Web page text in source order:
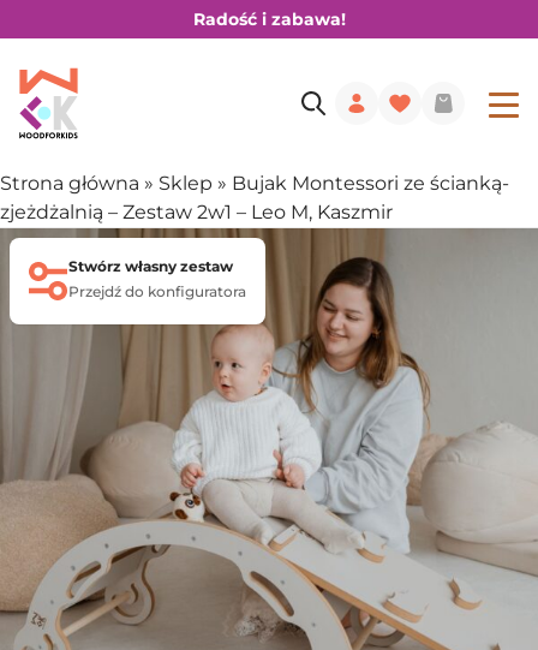
Radość i zabawa!
Strona główna » Sklep » Bujak Montessori ze ścianką-
zjeżdżalnią – Zestaw 2w1 – Leo M, Kaszmir
Stwórz własny zestaw
Przejdź do konfiguratora